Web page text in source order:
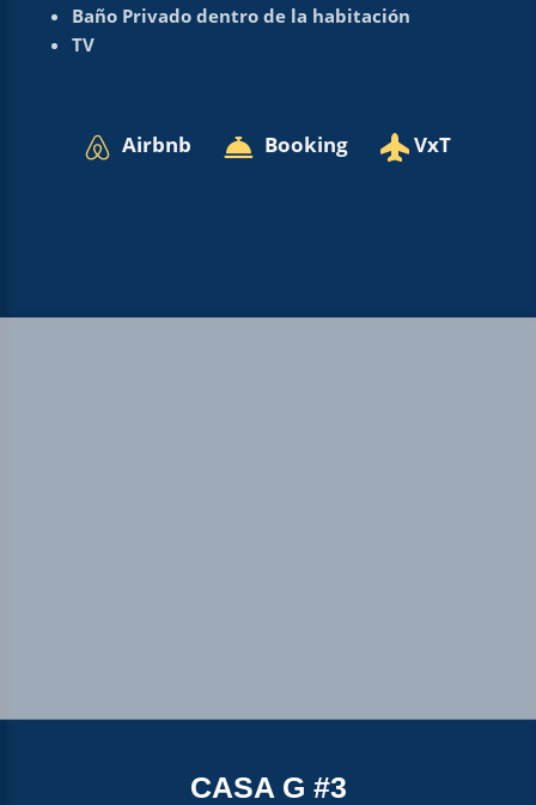
Baño Privado dentro de la habitación
TV
Airbnb Booking VxT
CASA G #3